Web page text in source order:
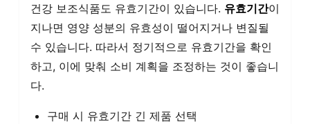
건강 보조식품도 유효기간이 있습니다. 유효기간이
지나면 영양 성분의 유효성이 떨어지거나 변질될
수 있습니다. 따라서 정기적으로 유효기간을 확인
하고, 이에 맞춰 소비 계획을 조정하는 것이 좋습니
다.
구매 시 유효기간 긴 제품 선택